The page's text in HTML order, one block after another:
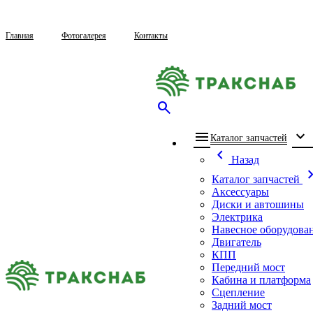
Главная Фотогалерея Контакты
search
menu Каталог запчастей expand_more
chevron_left
Назад
Каталог запчастей
chevron_right
Аксессуары
Диски и автошины
Электрика
Навесное
Двигатель
КПП
Передний мост
Кабина и платформа
Сцепление
Задний мост